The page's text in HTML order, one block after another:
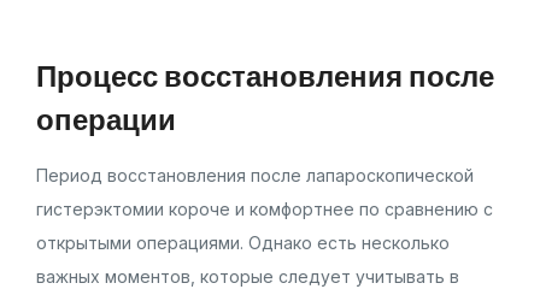
Процесс восстановления после
операции
Период восстановления после лапароскопической
гистерэктомии короче и комфортнее по сравнению с
открытыми операциями. Однако есть несколько
важных моментов, которые следует учитывать в